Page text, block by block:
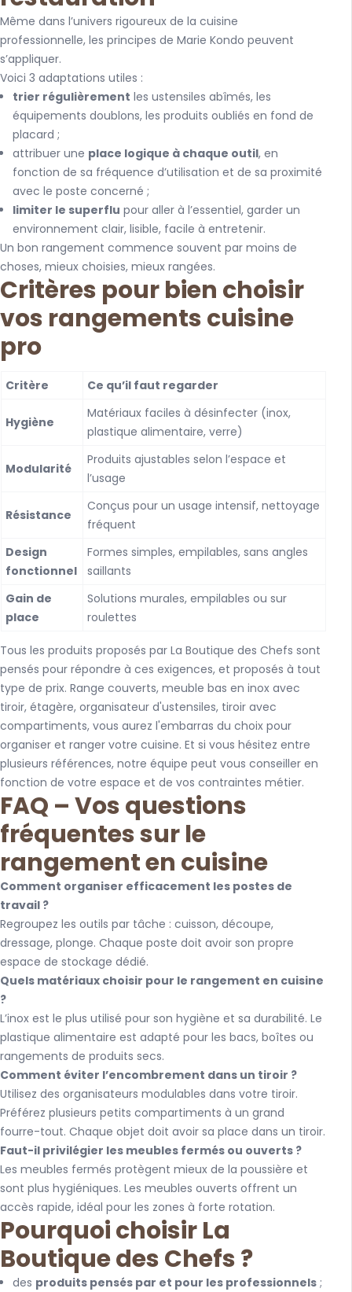
Même dans l’univers rigoureux de la cuisine
professionnelle, les principes de Marie Kondo peuvent
s’appliquer.
Voici 3 adaptations utiles :
trier régulièrement les ustensiles abîmés, les
équipements doublons, les produits oubliés en fond de
placard ;
attribuer une place logique à chaque outil, en
fonction de sa fréquence d’utilisation et de sa proximité
avec le poste concerné ;
limiter le superflu pour aller à l’essentiel, garder un
environnement clair, lisible, facile à entretenir.
Un bon rangement commence souvent par moins de
choses, mieux choisies, mieux rangées.
Critères pour bien choisir
vos rangements cuisine
pro
Critère Ce qu’il faut regarder
Hygiène
Matériaux faciles à désinfecter (inox,
plastique alimentaire, verre)
Modularité
Produits ajustables selon l’espace et
l’usage
Résistance
Conçus pour un usage intensif, nettoyage
fréquent
Design
fonctionnel
Formes simples, empilables, sans angles
saillants
Gain de
place
Solutions murales, empilables ou sur
roulettes
Tous les produits proposés par La Boutique des Chefs sont
pensés pour répondre à ces exigences, et proposés à tout
type de prix. Range couverts, meuble bas en inox avec
tiroir, étagère, organisateur d'ustensiles, tiroir avec
compartiments, vous aurez l'embarras du choix pour
organiser et ranger votre cuisine. Et si vous hésitez entre
plusieurs références, notre équipe peut vous conseiller en
fonction de votre espace et de vos contraintes métier.
FAQ – Vos questions
fréquentes sur le
rangement en cuisine
Comment organiser efficacement les postes de
travail ?
Regroupez les outils par tâche : cuisson, découpe,
dressage, plonge. Chaque poste doit avoir son propre
espace de stockage dédié.
Quels matériaux choisir pour le rangement en cuisine
?
L’inox est le plus utilisé pour son hygiène et sa durabilité. Le
plastique alimentaire est adapté pour les bacs, boîtes ou
rangements de produits secs.
Comment éviter l’encombrement dans un tiroir ?
Utilisez des organisateurs modulables dans votre tiroir.
Préférez plusieurs petits compartiments à un grand
fourre-tout. Chaque objet doit avoir sa place dans un tiroir.
Faut-il privilégier les meubles fermés ou ouverts ?
Les meubles fermés protègent mieux de la poussière et
sont plus hygiéniques. Les meubles ouverts offrent un
accès rapide, idéal pour les zones à forte rotation.
Pourquoi choisir La
Boutique des Chefs ?
des produits pensés par et pour les professionnels ;